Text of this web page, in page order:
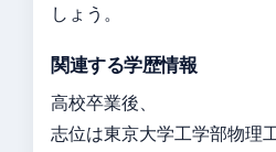
しょう。
関連する学歴情報
高校卒業後、
志位は東京大学工学部物理